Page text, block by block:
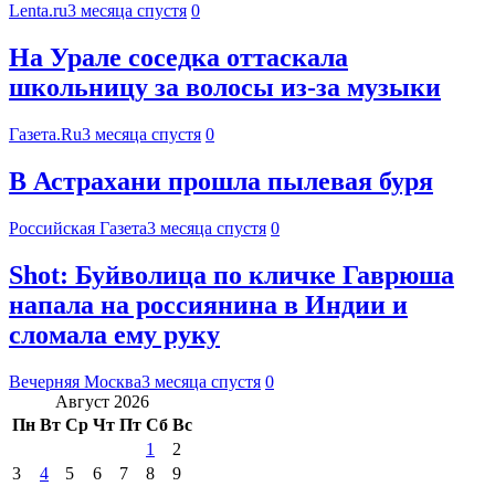
Lenta.ru3 месяца спустя 0
На Урале соседка оттаскала
школьницу за волосы из-за музыки
Газета.Ru3 месяца спустя 0
В Астрахани прошла пылевая буря
Российская Газета3 месяца спустя 0
Shot: Буйволица по кличке Гаврюша
напала на россиянина в Индии и
сломала ему руку
Вечерняя Москва3 месяца спустя 0
Август 2026
Пн Вт Ср Чт Пт Сб Вс
1
2
3
4 5 6 7 8
9